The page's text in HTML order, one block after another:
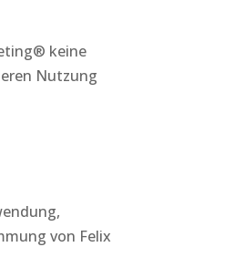
keine
Nutzung
von Felix